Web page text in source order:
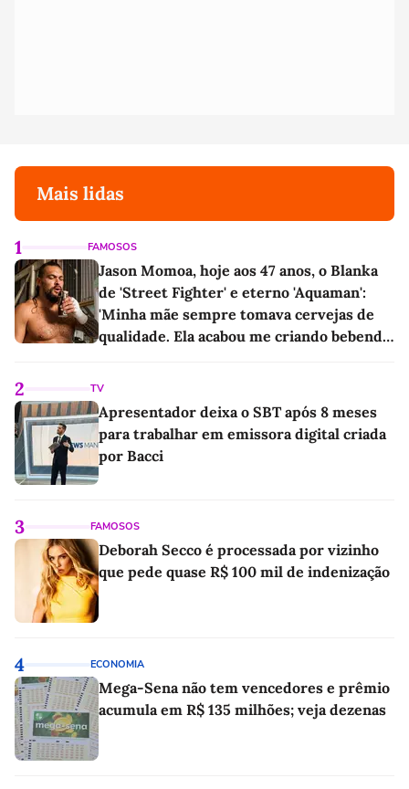
Mais lidas
1 FAMOSOS
Jason Momoa, hoje aos 47 anos, o Blanka
de 'Street Fighter' e eterno 'Aquaman':
'Minha mãe sempre tomava cervejas de
qualidade. Ela acabou me criando bebendo
2 TV
Apresentador deixa o SBT após 8 meses
para trabalhar em emissora digital criada
por Bacci
3 FAMOSOS
Deborah Secco é processada por vizinho
que pede quase R$ 100 mil de indenização
4 ECONOMIA
Mega-Sena não tem vencedores e prêmio
acumula em R$ 135 milhões; veja dezenas